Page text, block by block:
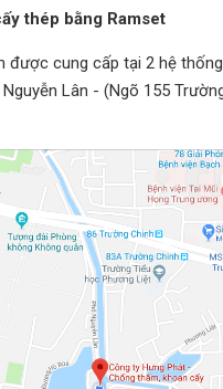
thép bằng Ramset
được cung cấp tại 2 hệ
Lân - (Ngõ 155